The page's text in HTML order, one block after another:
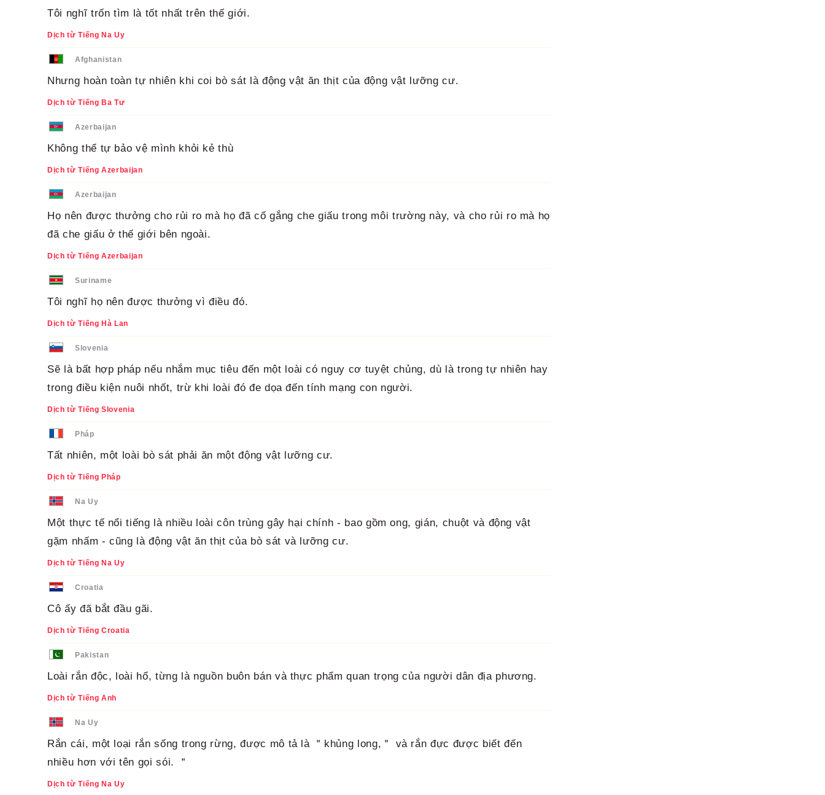
Tôi nghĩ trốn tìm là tốt nhất trên thế giới.
Dịch từ Tiếng Na Uy
Afghanistan
Nhưng hoàn toàn tự nhiên khi coi bò sát là động vật ăn thịt của động vật lưỡng cư.
Dịch từ Tiếng Ba Tư
Azerbaijan
Không thể tự bảo vệ mình khỏi kẻ thù
Dịch từ Tiếng Azerbaijan
Azerbaijan
Họ nên được thưởng cho rủi ro mà họ đã cố gắng che giấu trong môi trường này, và cho rủi ro mà họ
đã che giấu ở thế giới bên ngoài.
Dịch từ Tiếng Azerbaijan
Suriname
Tôi nghĩ họ nên được thưởng vì điều đó.
Dịch từ Tiếng Hà Lan
Slovenia
Sẽ là bất hợp pháp nếu nhắm mục tiêu đến một loài có nguy cơ tuyệt chủng, dù là trong tự nhiên hay
trong điều kiện nuôi nhốt, trừ khi loài đó đe dọa đến tính mạng con người.
Dịch từ Tiếng Slovenia
Pháp
Tất nhiên, một loài bò sát phải ăn một động vật lưỡng cư.
Dịch từ Tiếng Pháp
Na Uy
Một thực tế nổi tiếng là nhiều loài côn trùng gây hại chính - bao gồm ong, gián, chuột và động vật
gặm nhấm - cũng là động vật ăn thịt của bò sát và lưỡng cư.
Dịch từ Tiếng Na Uy
Croatia
Cô ấy đã bắt đầu gãi.
Dịch từ Tiếng Croatia
Pakistan
Loài rắn độc, loài hổ, từng là nguồn buôn bán và thực phẩm quan trọng của người dân địa phương.
Dịch từ Tiếng Anh
Na Uy
Rắn cái, một loại rắn sống trong rừng, được mô tả là ＂khủng long,＂ và rắn đực được biết đến
nhiều hơn với tên gọi sói. ＂
Dịch từ Tiếng Na Uy